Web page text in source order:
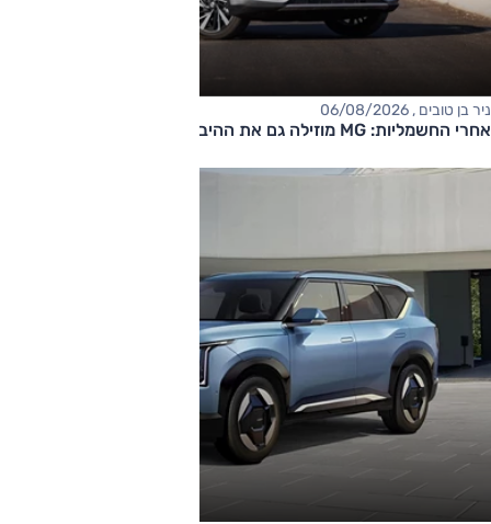
ניר בן טובים , 06/08/2026
אחרי החשמליות: MG מוזילה גם את ההיברידיות